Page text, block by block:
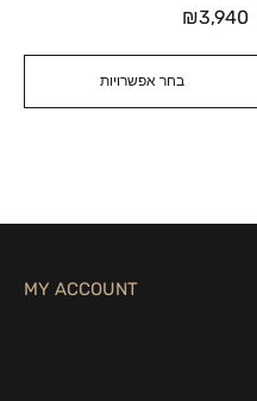
בחר אפשרויות
₪3,940
MY ACCOUNT